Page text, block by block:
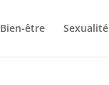
Bien-être Sexualité